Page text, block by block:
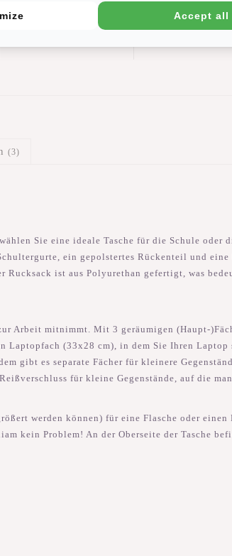
Umhängetasche -
Crossbody Tasche
Regenbogen
A4
Mit
€29,95
(3)
Sie eine ideale Tasche für die Schule
ein gepolstertes Rückenteil und
ist aus Polyurethan gefertigt, was
Arbeit mitnimmt. Mit 3 geräumigen (Haupt-
Laptopfach (33x28 cm), in dem Sie Ihren
gibt es separate Fächer für kleinere
für kleine Gegenstände, auf die
werden können) für eine Flasche oder
kein Problem! An der Oberseite der Tasche
Accept all